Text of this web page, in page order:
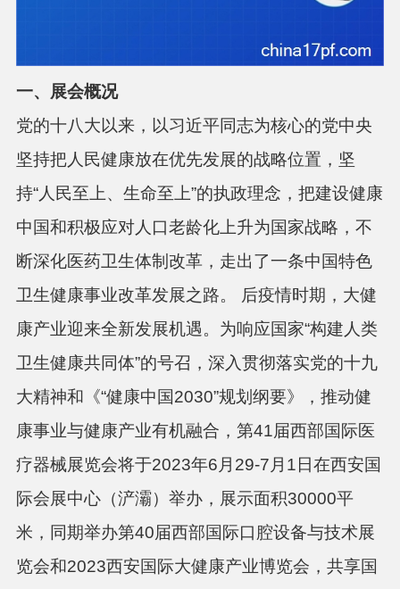
一、 展会概况
党的十八大以来，以习近平同志为核心的党中央
坚持把人民健康放在优先发展的战略位置，坚
持“人民至上、生命至上”的执政理念，把建设健康
中国和积极应对人口老龄化上升为国家战略，不
断深化医药卫生体制改革，走出了一条中国特色
卫生健康事业改革发展之路。 后疫情时期，大健
康产业迎来全新发展机遇。为响应国家“构建人类
卫生健康共同体”的号召，深入贯彻落实党的十九
大精神和《“健康中国2030”规划纲要》，推动健
康事业与健康产业有机融合，第41届西部国际医
疗器械展览会将于2023年6月29-7月1日在西安国
际会展中心（浐灞）举办，展示面积30000平
米，同期举办第40届西部国际口腔设备与技术展
览会和2023西安国际大健康产业博览会，共享国